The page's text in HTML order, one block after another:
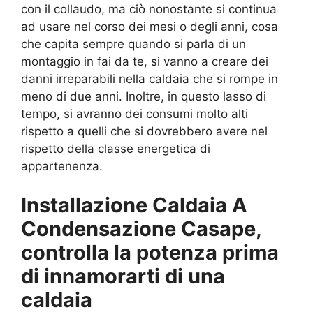
con il collaudo, ma ciò nonostante si continua
ad usare nel corso dei mesi o degli anni, cosa
che capita sempre quando si parla di un
montaggio in fai da te, si vanno a creare dei
danni irreparabili nella caldaia che si rompe in
meno di due anni. Inoltre, in questo lasso di
tempo, si avranno dei consumi molto alti
rispetto a quelli che si dovrebbero avere nel
rispetto della classe energetica di
appartenenza.
Installazione Caldaia A
Condensazione Casape,
controlla la potenza prima
di innamorarti di una
caldaia